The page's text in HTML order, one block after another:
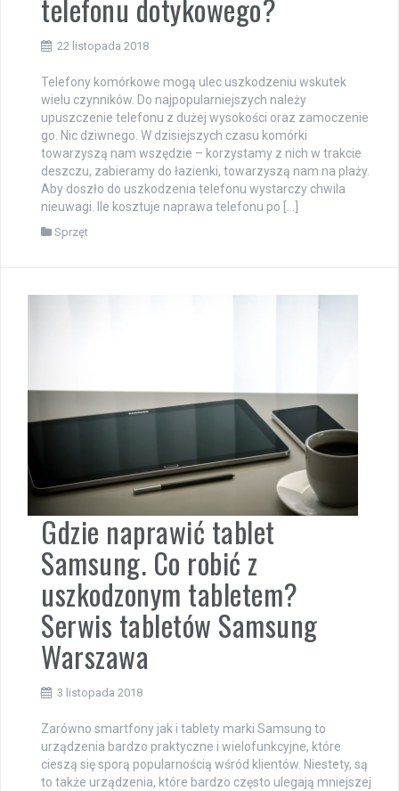
telefonu dotykowego?
22 listopada 2018
Telefony komórkowe mogą ulec uszkodzeniu wskutek
wielu czynników. Do najpopularniejszych należy
upuszczenie telefonu z dużej wysokości oraz zamoczenie
go. Nic dziwnego. W dzisiejszych czasu komórki
towarzyszą nam wszędzie – korzystamy z nich w trakcie
deszczu, zabieramy do łazienki, towarzyszą nam na plaży.
Aby doszło do uszkodzenia telefonu wystarczy chwila
nieuwagi. Ile kosztuje naprawa telefonu po […]
Sprzęt
Gdzie naprawić tablet
Samsung. Co robić z
uszkodzonym tabletem?
Serwis tabletów Samsung
Warszawa
3 listopada 2018
Zarówno smartfony jak i tablety marki Samsung to
urządzenia bardzo praktyczne i wielofunkcyjne, które
cieszą się sporą popularnością wśród klientów. Niestety, są
to także urządzenia, które bardzo często ulegają mniejszej